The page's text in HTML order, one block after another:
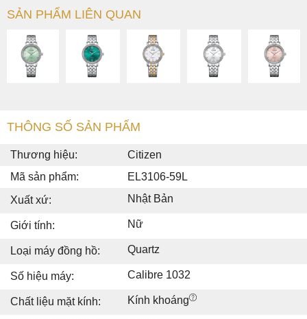
SẢN PHẨM LIÊN QUAN
THÔNG SỐ SẢN PHẨM
Thương hiệu:
Citizen
Mã sản phẩm:
EL3106-59L
Xuất xứ:
Nhật Bản
Giới tính: Nữ
Loại máy đồng hồ: Quartz
Số hiệu máy: Calibre 1032
Chất liệu mặt kính: Kính khoáng